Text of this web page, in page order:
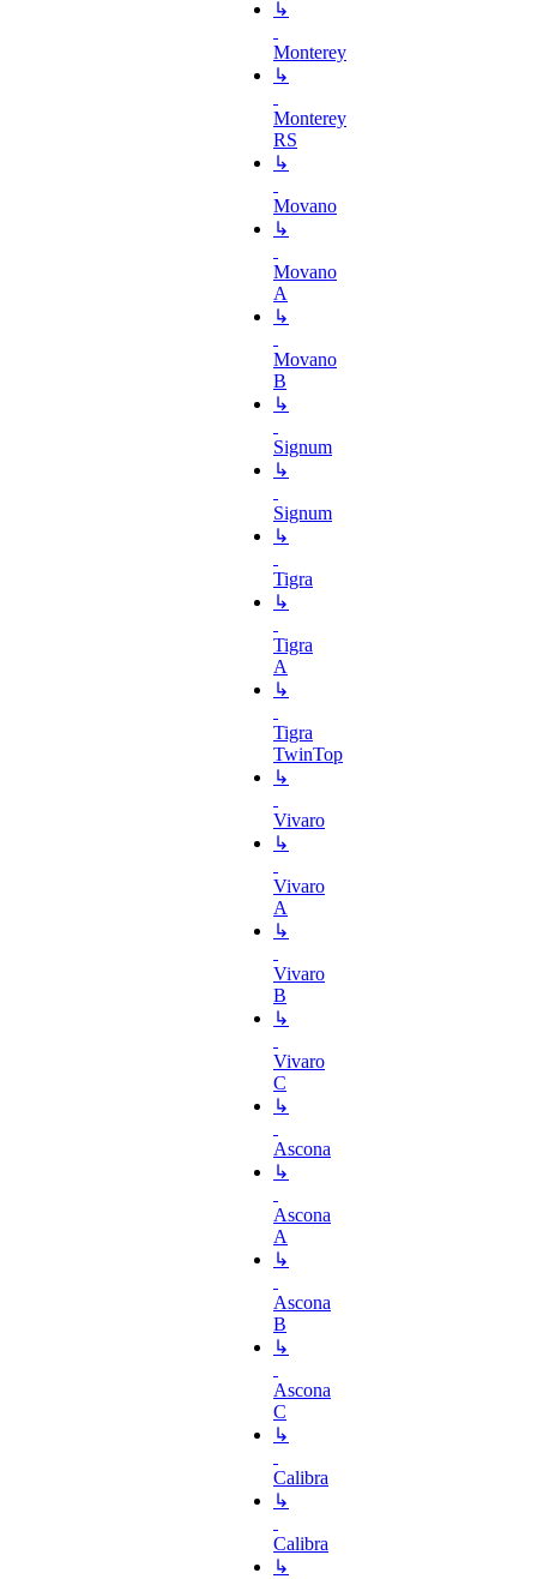
↳
Monterey
↳
Monterey
RS
↳
Movano
↳
Movano
A
↳
Movano
B
↳
Signum
↳
Signum
↳
Tigra
↳
Tigra
A
↳
Tigra
TwinTop
↳
Vivaro
↳
Vivaro
A
↳
Vivaro
B
↳
Vivaro
C
↳
Ascona
↳
Ascona
A
↳
Ascona
B
↳
Ascona
C
↳
Calibra
↳
Calibra
↳